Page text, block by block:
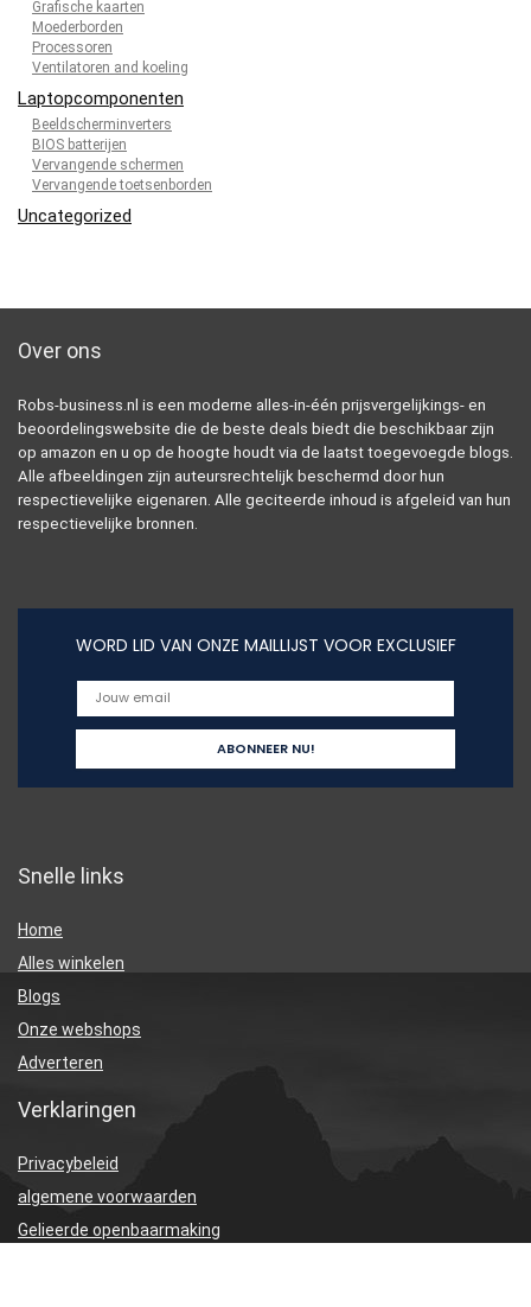
Grafische kaarten
Moederborden
Processoren
Ventilatoren and koeling
Laptopcomponenten
Beeldscherminverters
BIOS batterijen
Vervangende schermen
Vervangende toetsenborden
Uncategorized
Over ons
Robs-business.nl is een moderne alles-in-één prijsvergelijkings- en
beoordelingswebsite die de beste deals biedt die beschikbaar zijn
op amazon en u op de hoogte houdt via de laatst toegevoegde blogs.
Alle afbeeldingen zijn auteursrechtelijk beschermd door hun
respectievelijke eigenaren. Alle geciteerde inhoud is afgeleid van hun
respectievelijke bronnen.
WORD LID VAN ONZE MAILLIJST VOOR EXCLUSIEF
Snelle links
Home
Alles winkelen
Blogs
Onze webshops
Adverteren
Verklaringen
Privacybeleid
algemene voorwaarden
Gelieerde openbaarmaking